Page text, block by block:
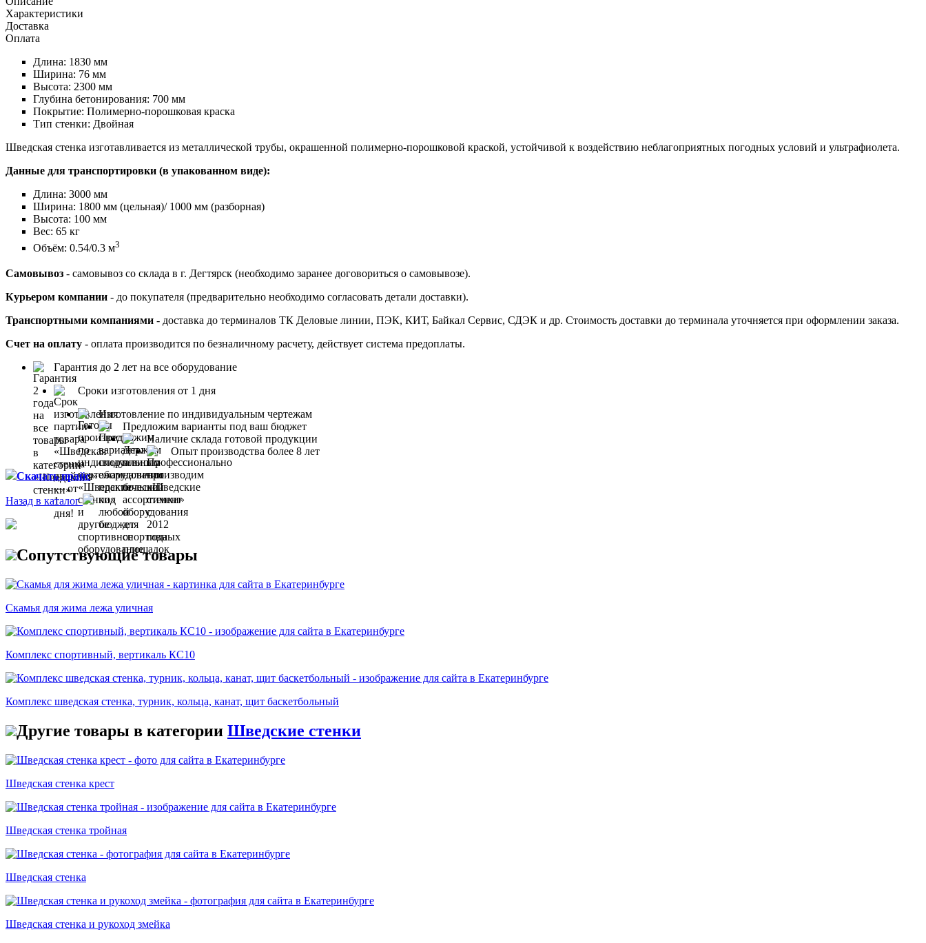
Характеристики
Доставка
Оплата
Длина: 1830 мм
Ширина: 76 мм
Высота: 2300 мм
Глубина бетонирования: 700 мм
Покрытие: Полимерно-порошковая краска
Тип стенки: Двойная
Шведская стенка изготавливается из металлической трубы, окрашенной полимерно-порошковой краской, устойчивой к воздействию неблагоприятных погодных условий и ультрафиолета.
Данные для транспортировки (в упакованном виде):
Длина: 3000 мм
Ширина: 1800 мм (цельная)/ 1000 мм (разборная)
Высота: 100 мм
Вес: 65 кг
Объём: 0.54/0.3 м3
Самовывоз - самовывоз со склада в г. Дегтярск (необходимо заранее договориться о самовывозе).
Курьером компании - до покупателя (предварительно необходимо согласовать детали доставки).
Транспортными компаниями - доставка до терминалов ТК Деловые линии, ПЭК, КИТ, Байкал Сервис, СДЭК и др. Стоимость доставки до терминала уточняется при оформлении заказа.
Счет на оплату - оплата производится по безналичному расчету, действует система предоплаты.
Гарантия до 2 лет на все оборудование
Сроки изготовления от 1 дня
Изготовление по индивидуальным чертежам
Предложим варианты под ваш бюджет
Наличие склада готовой продукции
Опыт производства более 8 лет
Скачать прайс
Назад в каталог
Сопутствующие товары
Скамья для жима лежа уличная
Комплекс спортивный, вертикаль КС10
Комплекс шведская стенка, турник, кольца, канат, щит баскетбольный
Другие товары в категории Шведские стенки
Шведская стенка крест
Шведская стенка тройная
Шведская стенка
Шведская стенка и рукоход змейка